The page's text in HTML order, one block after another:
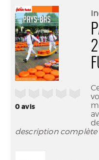
0avis
description complète